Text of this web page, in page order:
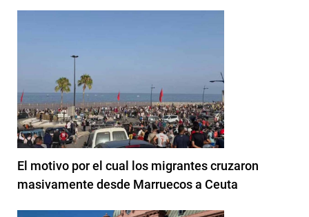
El motivo por el cual los migrantes cruzaron
masivamente desde Marruecos a Ceuta